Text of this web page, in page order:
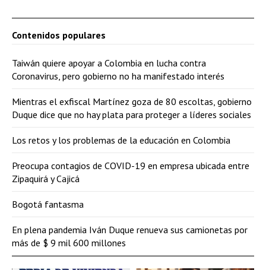
Contenidos populares
Taiwán quiere apoyar a Colombia en lucha contra
Coronavirus, pero gobierno no ha manifestado interés
Mientras el exfiscal Martínez goza de 80 escoltas, gobierno
Duque dice que no hay plata para proteger a líderes sociales
Los retos y los problemas de la educación en Colombia
Preocupa contagios de COVID-19 en empresa ubicada entre
Zipaquirá y Cajicá
Bogotá fantasma
En plena pandemia Iván Duque renueva sus camionetas por
más de $ 9 mil 600 millones